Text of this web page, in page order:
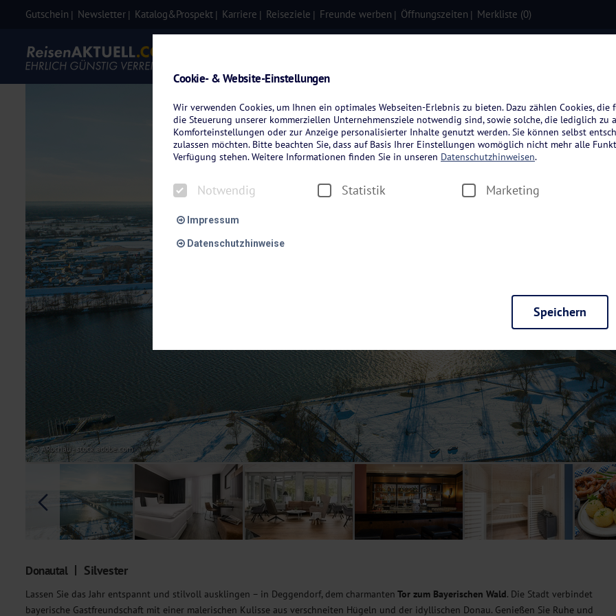
Gutschein Newsletter Katalog&Prospekt Karriere Reiseziele Freunde werben Öffnungszeiten Merkliste (0)
© ARochau - stock.adobe.com
Donautal Silvester
Lassen Sie das Jahr entspannt und stilvoll ausklingen – in Deggendorf, dem charmanten Tor zum Bayerischen Wald. Die Stadt verbindet
bayerische Gastfreundschaft mit einer malerischen Kulisse aus verschneiten Hügeln und der idyllischen Donau. Genießen Sie Ruhe und
Cookie- & Website-Einstellungen
Wir verwenden Cookies, um Ihnen ein optimales Webseiten-Erlebnis zu bieten. Dazu zählen Cookies,
die Steuerung unserer kommerziellen Unternehmensziele notwendig sind, sowie solche, die lediglich zu
Komforteinstellungen oder zur Anzeige personalisierter Inhalte genutzt werden. Sie können selbst
zulassen möchten. Bitte beachten Sie, dass auf Basis Ihrer Einstellungen womöglich nicht mehr alle
Verfügung stehen. Weitere Informationen finden Sie in unseren Datenschutzhinweisen.
Notwendig Statistik Marketing
Impressum
Datenschutzhinweise
Diese Cookies sind für den Betrieb der Seite unbedingt notwendig und ermöglichen beispielsweise
möchten, um Ihnen unsere Dienste bei einem erneuten Besuch unserer Seite schneller zur Verfügung zu
Statistik
Um unser Angebot und unsere Webseite weiter zu verbessern, erfassen wir anonymisierte Daten für
dieser Cookies können wir beispielsweise die Besucherzahlen und den Effekt bestimmter Seiten unseres
unsere Inhalte optimieren. Wir nutzen hierfür Dienste von Google und Facebook. Durch diese Dienste
Übermittlung, der auf unsere Website erfassten Daten, kommen. Weitere Hinweise zu der Verarbeitung
Datenschutzhinweisen. Sie können Ihre Einwilligung jederzeit in den Cookie-Einstellungenwiderrufen.
Marketing
Diese Cookies werden genutzt, um Ihnen personalisierte Inhalte, passend zu Ihren Interessen anzuzeigen.
Speichern